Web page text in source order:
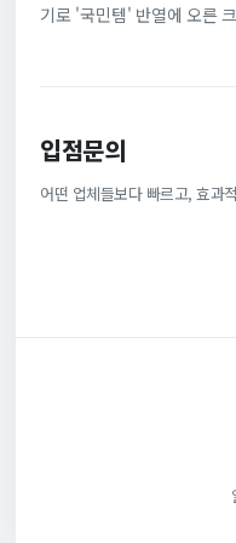
기로 '국민템' 반열에 오른
입점문의
어떤 업체들보다 빠르고, 효과